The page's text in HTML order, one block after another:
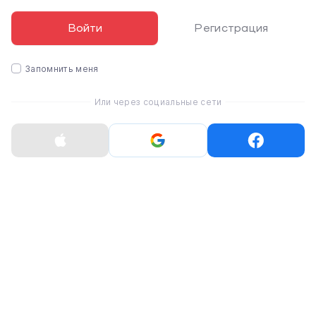
- при покупке также можно собрать кастомный
iMac с сверхмощным
‑ядерным процессором Intel
Boost до 4,6 ГГц).
(обработка графики стала
80%быстрее):
- Radeon Pro
555X
памяти GDDR5;
Войти Регистрация
Запомнить меня
Или через социальные сети